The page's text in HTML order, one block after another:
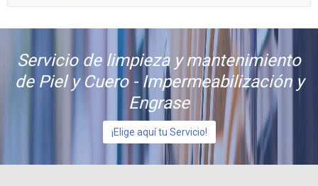
Servicio de limpieza y mantenimiento
de Piel y Cuero - Impermeabilización y
Engrase
¡Elige aquí tu Servicio!